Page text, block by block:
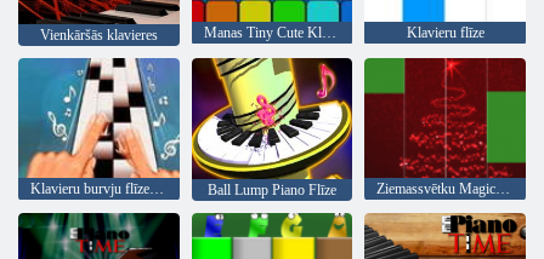
Vienkāršās klavieres Manas Tiny Cute Klavieres Klavieru flīze
Klavieru burvju flīzes karstā dziesma Ball Lump Piano Flīze Ziemassvētku Magic Flīzes